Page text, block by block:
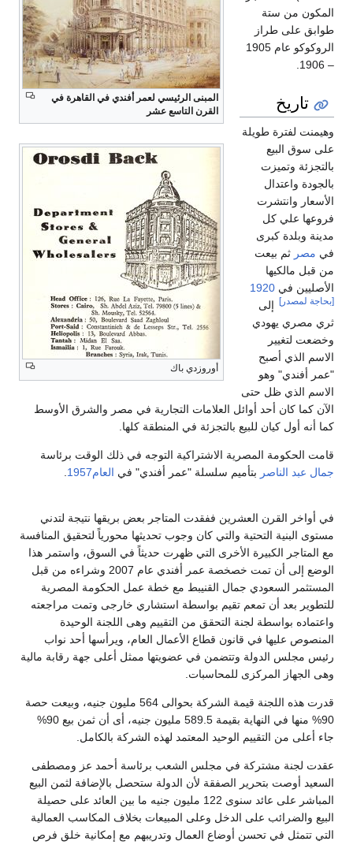
المبنى الرئيسي لعمر أفندي في القاهرة في
القرن التاسع عشر
المكون من ستة
طوابق على طراز
الروكوكو عام 1905
– 1906.
أوروزدي باك
تاريخ
وهيمنت لفترة طويلة
على سوق البيع
بالتجزئة وتميزت
بالجودة واعتدال
الأسعار وانتشرت
فروعها علي كل
مدينة وبلدة كبرى
في مصر ثم بيعت
من قبل مالكيها
الأصليين في 1920
[بحاجة لمصدر] إلى
ثري مصري يهودي
وخضعت لتغيير
الاسم الذي أصبح
"عمر أفندي" وهو
الاسم الذي ظل حتى
الآن كما كان أحد أوائل العلامات التجارية في مصر والشرق الأوسط
كما أنه أول كيان للبيع بالتجزئة في المنطقة كلها.
قامت الحكومة المصرية الاشتراكية التوجه في ذلك الوقت برئاسة
جمال عبد الناصر بتأميم سلسلة "عمر أفندي" في العام1957
في أواخر القرن العشرين ففقدت المتاجر بعض بريقها نتيجة لتدني
مستوى البنية التحتية والتي كان وجوب تحديثها محورياً لتحقيق المنافسة
مع المتاجر الكبيرة الأخرى التي ظهرت حديثاً في السوق، واستمر هذا
الوضع إلى أن تمت خصخصة عمر أفندي عام 2007 وشراءه من قبل
المستثمر السعودي جمال القنيبط مع خطة عمل الحكومة المصرية
للتطوير بعد أن تمعم تقيم بواسطة استشاري خارجى وتمت مراجعته
واعتماده بواسطة لجنة التحقق من التقييم وهى اللجنة الوحيدة
المنصوص عليها في قانون قطاع الأعمال العام، ويرأسها أحد نواب
رئيس مجلس الدولة وتتضمن في عضويتها ممثل أعلى جهة رقابة مالية
وهى الجهاز المركزى للمحاسبات.
قدرت هذه اللجنة قيمة الشركة بحوالى 564 مليون جنيه، وبيعت حصة
90% منها في النهاية بقيمة 589.5 مليون جنيه، أى أن ثمن بيع 90%
جاء أعلى من التقييم الوحيد المعتمد لهذه الشركة بالكامل.
عقدت لجنة مشتركة في مجلس الشعب برئاسة أحمد عز ومصطفى
السعيد أوصت بتحرير الصفقة لأن الدولة ستحصل بالإضافة لثمن البيع
المباشر على عائد سنوى 122 مليون جنيه ما بين العائد على حصيلة
البيع والضرائب على الدخل وعلى المبيعات بخلاف المكاسب العمالية
التي تتمثل في تحسن أوضاع العمال وتدريبهم مع إمكانية خلق فرص